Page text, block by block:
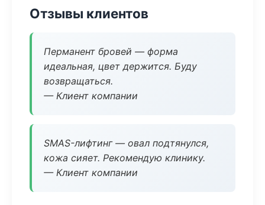
Отзывы клиентов
Перманент бровей — форма
идеальная, цвет держится. Буду
возвращаться.
— Клиент компании
SMAS-лифтинг — овал подтянулся,
кожа сияет. Рекомендую клинику.
— Клиент компании